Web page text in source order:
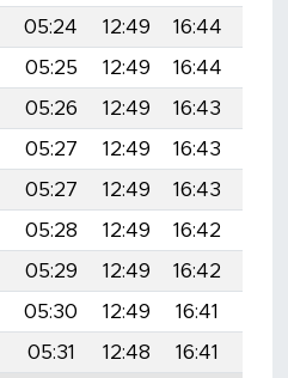
05:24 12:49 16:44
05:25 12:49 16:44
05:26 12:49 16:43
05:27 12:49 16:43
05:27 12:49 16:43
05:28 12:49 16:42
05:29 12:49 16:42
05:30 12:49 16:41
05:31 12:48 16:41